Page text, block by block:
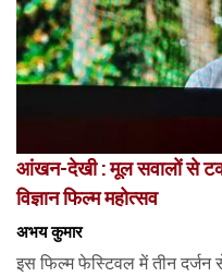
आंखन-देखी : मूल सवालों से
विज्ञान फिल्म महोत्सव
अभय कुमार
इस फिल्म फेस्टिवल में तीन दर्जन से